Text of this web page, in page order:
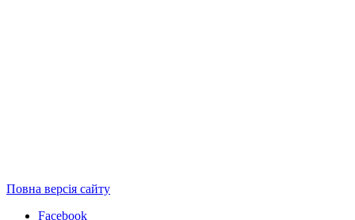
Повна версія сайту
Facebook